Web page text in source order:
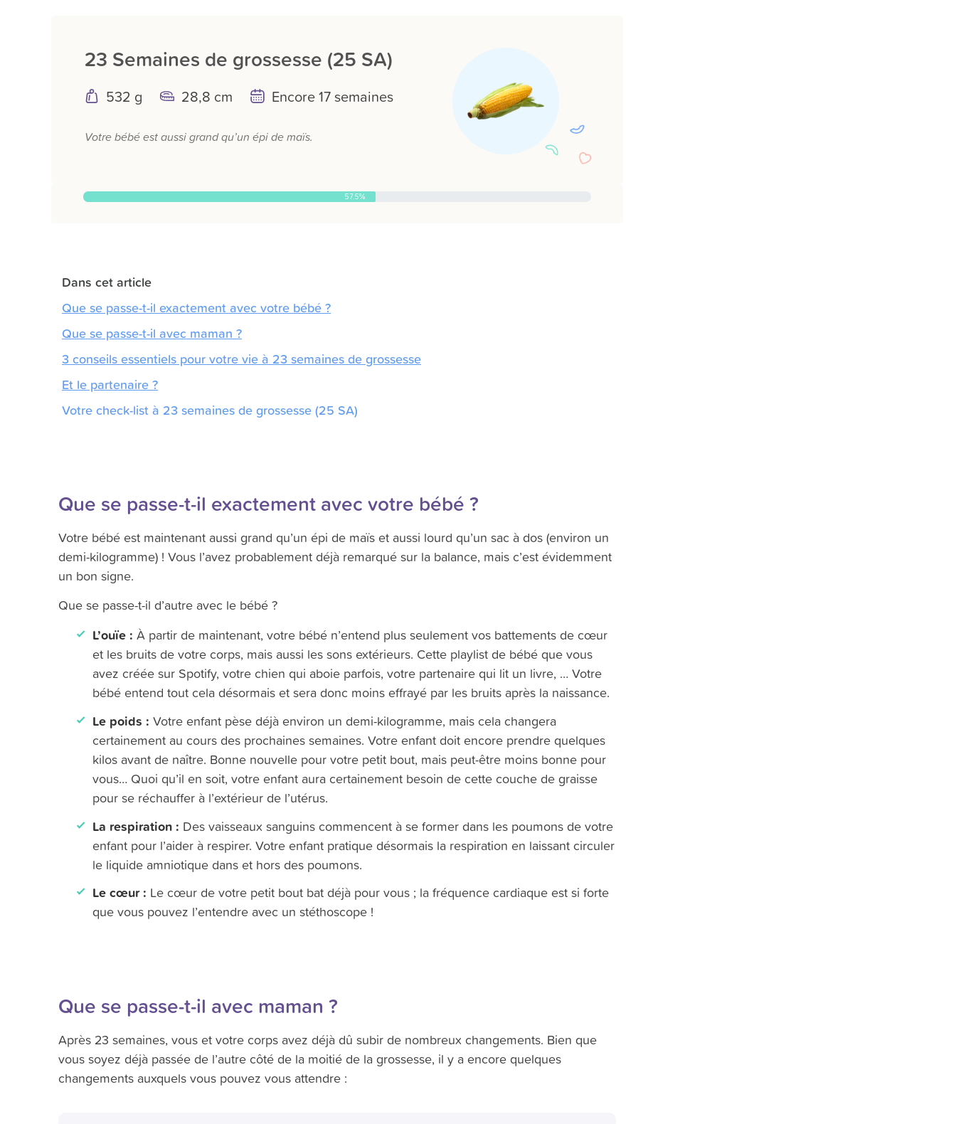
23 Semaines de grossesse (25 SA)
532 g 28,8 cm Encore 17 semaines
Votre bébé est aussi grand qu’un épi de maïs.
57.5%
Dans cet article
Que se passe-t-il exactement avec votre bébé ?
Que se passe-t-il avec maman ?
3 conseils essentiels pour votre vie à 23 semaines de grossesse
Et le partenaire ?
Votre check-list à 23 semaines de grossesse (25 SA)
Que se passe-t-il exactement avec votre bébé ?
Votre bébé est maintenant aussi grand qu’un épi de maïs et aussi lourd qu’un sac à dos (environ un
demi-kilogramme) ! Vous l’avez probablement déjà remarqué sur la balance, mais c’est évidemment
un bon signe.
Que se passe-t-il d’autre avec le bébé ?
L’ouïe : À partir de maintenant, votre bébé n’entend plus seulement vos battements de cœur
et les bruits de votre corps, mais aussi les sons extérieurs. Cette playlist de bébé que vous
avez créée sur Spotify, votre chien qui aboie parfois, votre partenaire qui lit un livre, … Votre
bébé entend tout cela désormais et sera donc moins effrayé par les bruits après la naissance.
Le poids : Votre enfant pèse déjà environ un demi-kilogramme, mais cela changera
certainement au cours des prochaines semaines. Votre enfant doit encore prendre quelques
kilos avant de naître. Bonne nouvelle pour votre petit bout, mais peut-être moins bonne pour
vous… Quoi qu’il en soit, votre enfant aura certainement besoin de cette couche de graisse
pour se réchauffer à l’extérieur de l’utérus.
La respiration : Des vaisseaux sanguins commencent à se former dans les poumons de votre
enfant pour l’aider à respirer. Votre enfant pratique désormais la respiration en laissant circuler
le liquide amniotique dans et hors des poumons.
Le cœur : Le cœur de votre petit bout bat déjà pour vous ; la fréquence cardiaque est si forte
que vous pouvez l’entendre avec un stéthoscope !
Que se passe-t-il avec maman ?
Après 23 semaines, vous et votre corps avez déjà dû subir de nombreux changements. Bien que
vous soyez déjà passée de l’autre côté de la moitié de la grossesse, il y a encore quelques
changements auxquels vous pouvez vous attendre :